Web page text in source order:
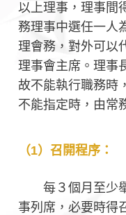
以上理事，理事間
務理事中選任一人
理會務，對外可以
理事會主席。理事
故不能執行職務時
不能指定時，由常
（1）召開程序：
每３個月至少
事列席，必要時得